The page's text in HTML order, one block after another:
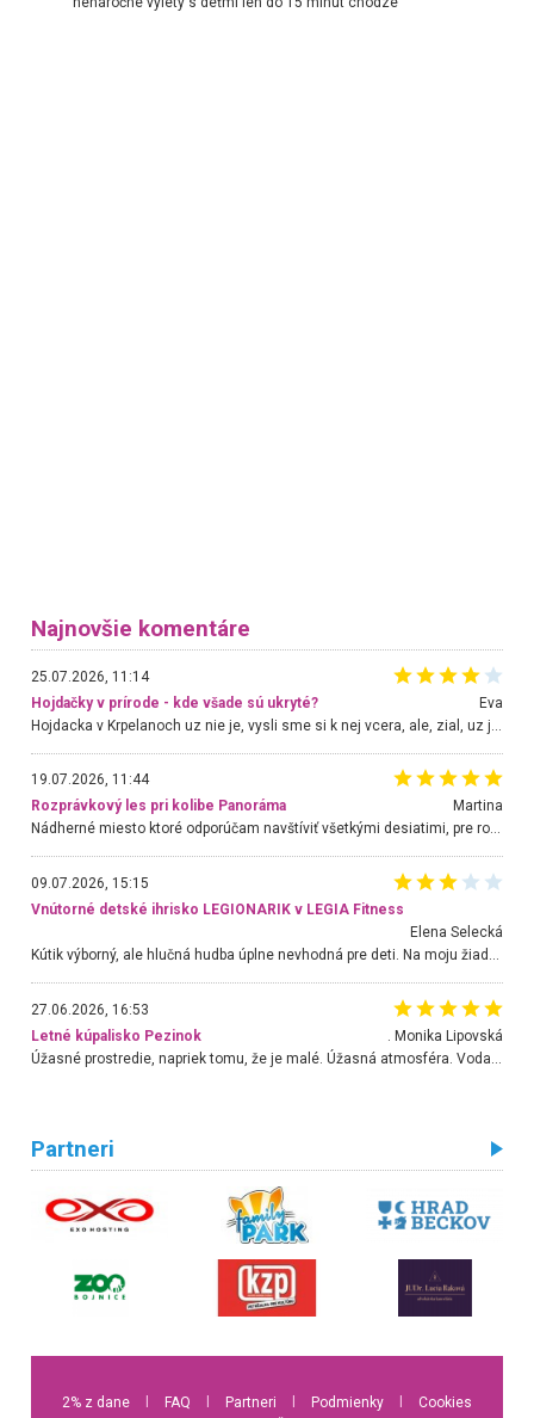
Najnovšie komentáre
25.07.2026, 11:14
Hojdačky v prírode - kde všade sú ukryté?
Eva
19.07.2026, 11:44
Rozprávkový les pri kolibe Panoráma
Martina
Nádherné miesto ktoré odporúčam navštíviť všetkými desiatimi, pre rodiny s deťmi, dôchodcom... Proste a jednoducho ozaj rozprávkový les.. určite ešte prídeme. Odniesli sme si na pamiatku krásne tričká,
09.07.2026, 15:15
Vnútorné detské ihrisko LEGIONARIK v LEGIA Fitness
Elena Selecká
Kútik výborný, ale hlučná hudba úplne nevhodná pre deti. Na moju žiadosť o aspoň sušenie nereagovali.
27.06.2026, 16:53
Letné kúpalisko Pezinok
. Monika Lipovská
Partneri
2% z dane FAQ Partneri Podmienky
Cookies